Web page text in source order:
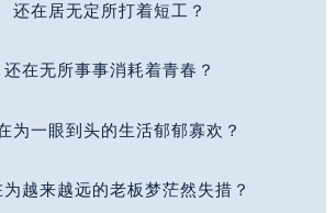
还在居无定所打着短工？
还在无所事事消耗着青春？
为一眼到头的生活郁郁寡欢？
为越来越远的老板梦茫然失措？